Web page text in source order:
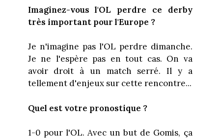
Imaginez-vous l'OL perdre ce derby
très important pour l'Europe ?
Je n'imagine pas l'OL perdre dimanche.
Je ne l'espère pas en tout cas. On va
avoir droit à un match serré. Il y a
tellement d'enjeux sur cette rencontre...
Quel est votre pronostique ?
1-0 pour l'OL. Avec un but de Gomis, ça